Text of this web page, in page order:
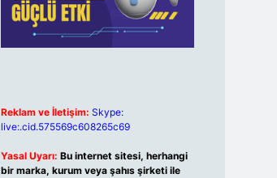
Reklam ve İletişim: Skype:
live:.cid.575569c608265c69
Yasal Uyarı: Bu internet sitesi, herhangi
bir marka, kurum veya şahıs şirketi ile